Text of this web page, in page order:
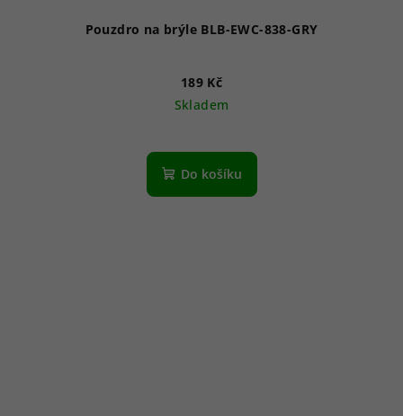
Pouzdro na brýle BLB-EWC-838-GRY
189 Kč
Skladem
Do košíku